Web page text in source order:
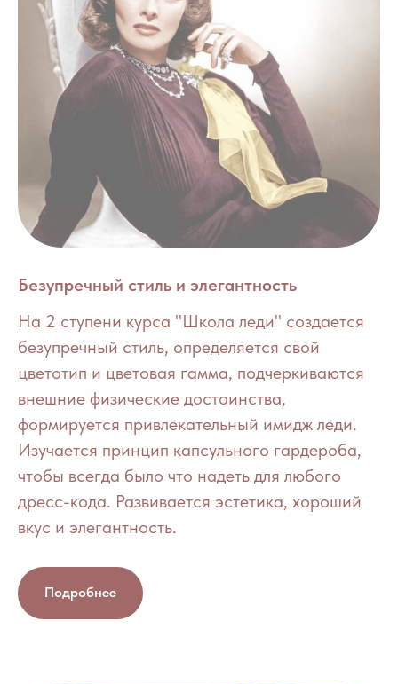
Безупречный стиль и элегантность
На 2 ступени курса "Школа леди" создается
безупречный стиль, определяется свой
цветотип и цветовая гамма, подчеркиваются
внешние физические достоинства,
формируется привлекательный имидж леди.
Изучается принцип капсульного гардероба,
чтобы всегда было что надеть для любого
дресс-кода. Развивается эстетика, хороший
вкус и элегантность.
Подробнее